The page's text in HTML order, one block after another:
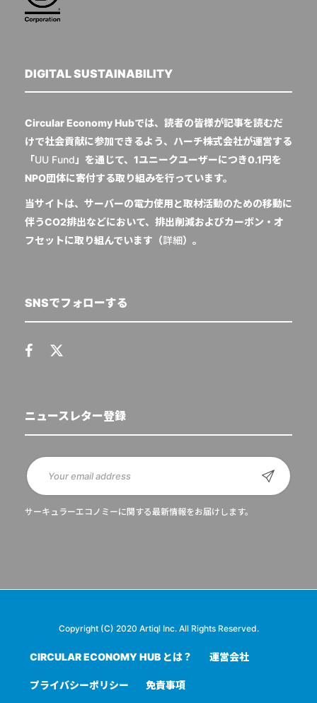
DIGITAL SUSTAINABILITY
Circular Economy Hubでは、読者の皆様が記事を読むだ
けで社会貢献に参加できるよう、ハーチ株式会社が運営する
「UU Fund 」を通じて、1ユニークユーザーにつき0.1円を
NPO団体に寄付する取り組みを行っています。
当サイトは、サーバーの電力使用と取材活動のための移動に
伴うCO2排出などにおいて、排出削減およびカーボン・オ
フセットに取り組んでいます（詳細）。
SNSでフォローする
ニュースレター登録
サーキュラーエコノミーに関する最新情報をお届けします。
Copyright (C) 2020 Artiql Inc. All Rights Reserved.
CIRCULAR ECONOMY HUB とは？ 運営会社
プライバシーポリシー 免責事項